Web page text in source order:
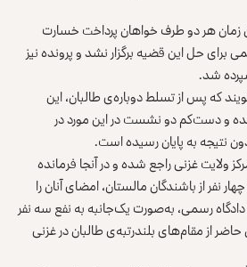
زمان هر دو طرف خواهان پرداخت خسارت
برای حل این قضیه برگزار نشد و پرونده نیز
شد.
که پس از تسلط دوباره‌ی طالبان، این
و دست‌کم دو نشست در این مورد در
نتیجه به پایان رسیده است.
ولایت غزنی راجع شده و در آنجا فرمانده
نفر از باشندگان مالستان، امضای آنان را
دادگاه رسمی، به‌صورت یک‌جانبه به نفع سه نفر
از مقام‌های بلندرتبه‌ی طالبان در غزنی